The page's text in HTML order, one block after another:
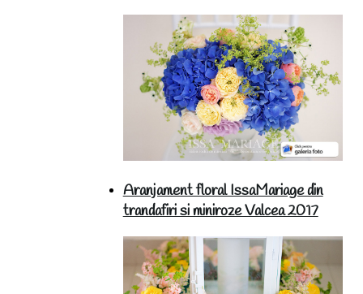
Aranjament floral IssaMariage din
trandafiri si miniroze Valcea 2017